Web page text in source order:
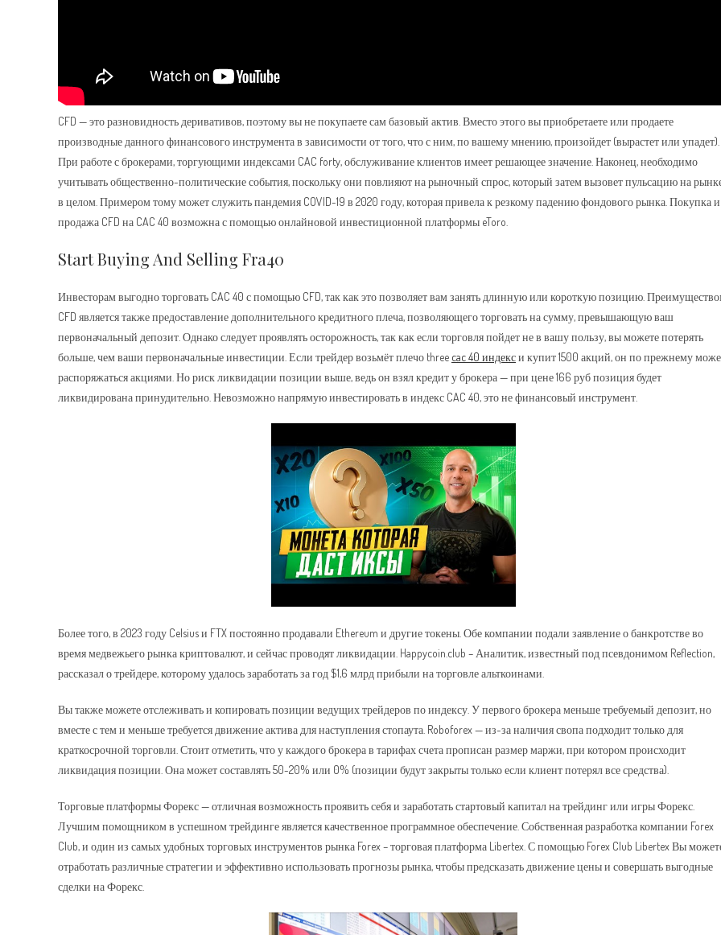
CFD — это разновидность деривативов, поэтому вы не покупаете сам базовый актив. Вместо этого вы приобретаете или продаете
производные данного финансового инструмента в зависимости от того, что с ним, по вашему мнению, произойдет (вырастет или упадет).
При работе с брокерами, торгующими индексами CAC forty, обслуживание клиентов имеет решающее значение. Наконец, необходимо
учитывать общественно-политические события, поскольку они повлияют на рыночный спрос, который затем вызовет пульсацию на
в целом. Примером тому может служить пандемия COVID-19 в 2020 году, которая привела к резкому падению фондового рынка. Покупка и
продажа CFD на CAC 40 возможна с помощью онлайновой инвестиционной платформы eToro.
Start Buying And Selling Fra40
Инвесторам выгодно торговать CAC 40 с помощью CFD, так как это позволяет вам занять длинную или короткую позицию.
CFD является также предоставление дополнительного кредитного плеча, позволяющего торговать на сумму, превышающую ваш
первоначальный депозит. Однако следует проявлять осторожность, так как если торговля пойдет не в вашу пользу, вы можете потерять
больше, чем ваши первоначальные инвестиции. Если трейдер возьмёт плечо three cac 40 индекси купит 1500 акций, он по прежнему
распоряжаться акциями. Но риск ликвидации позиции выше, ведь он взял кредит у брокера — при цене 166 руб позиция будет
ликвидирована принудительно. Невозможно напрямую инвестировать в индекс CAC 40, это не финансовый инструмент.
Более того, в 2023 году Celsius и FTX постоянно продавали Ethereum и другие токены. Обе компании подали заявление о банкротстве во
время медвежьего рынка криптовалют, и сейчас проводят ликвидации. Happycoin.club – Аналитик, известный под псевдонимом Reflection,
рассказал о трейдере, которому удалось заработать за год $1,6 млрд прибыли на торговле альткоинами.
Вы также можете отслеживать и копировать позиции ведущих трейдеров по индексу. У первого брокера меньше требуемый депозит, но
вместе с тем и меньше требуется движение актива для наступления стопаута. Roboforex — из-за наличия свопа подходит только для
краткосрочной торговли. Стоит отметить, что у каждого брокера в тарифах счета прописан размер маржи, при котором происходит
ликвидация позиции. Она может составлять 50-20% или 0% (позиции будут закрыты только если клиент потерял все средства).
Торговые платформы Форекс — отличная возможность проявить себя и заработать стартовый капитал на трейдинг или игры Форекс.
Лучшим помощником в успешном трейдинге является качественное программное обеспечение. Собственная разработка компании Forex
Club, и один из самых удобных торговых инструментов рынка Forex – торговая платформа Libertex. С помощью Forex Club Libertex Вы
отработать различные стратегии и эффективно использовать прогнозы рынка, чтобы предсказать движение цены и совершать выгодные
сделки на Форекс.